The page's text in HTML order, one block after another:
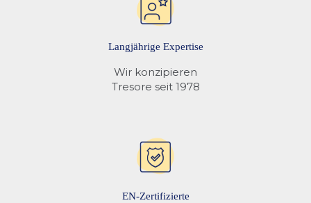
Langjährige Expertise
Wir konzipieren
Tresore seit 1978
EN-Zertifizierte